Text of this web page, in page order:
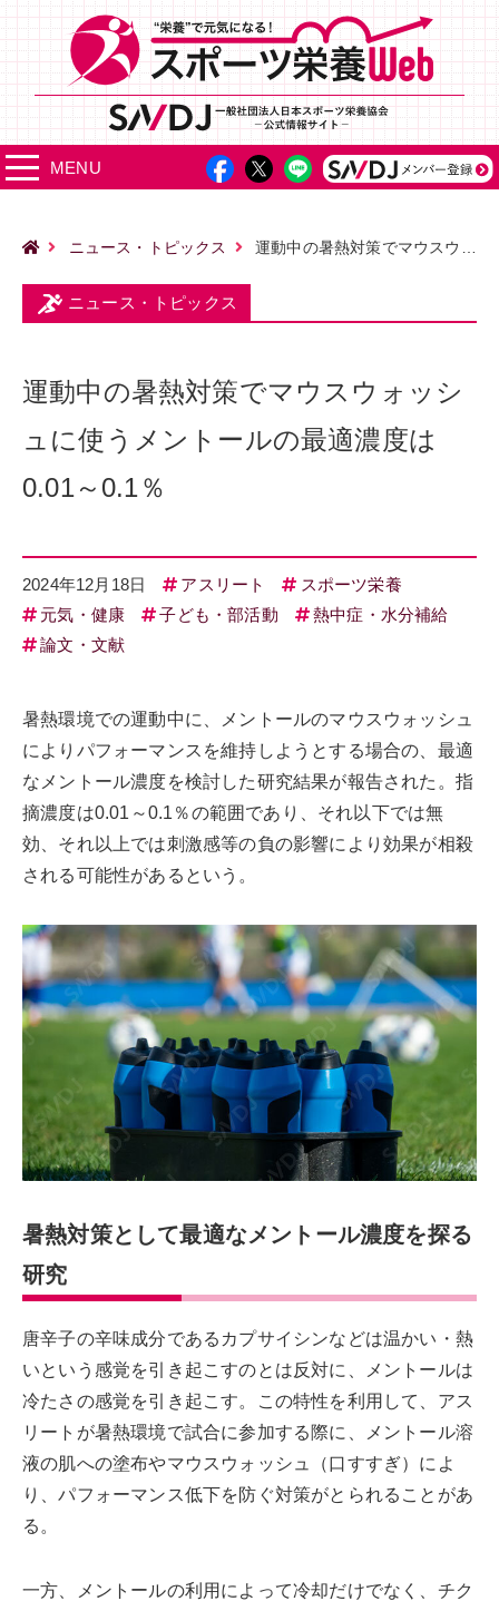
MENU
ニュース・トピックス 運動中の暑熱対策でマウスウォッシュに使うメントールの最適濃度は0.01～0.1％
ニュース・トピックス
運動中の暑熱対策でマウスウォッシ
ュに使うメントールの最適濃度は
0.01～0.1％
2024年12月18日 アスリート
スポーツ栄養
元気・健康
子ども・部活動
熱中症・水分補給
論文・文献
暑熱環境での運動中に、メントールのマウスウォッシュ
によりパフォーマンスを維持しようとする場合の、最適
なメントール濃度を検討した研究結果が報告された。指
摘濃度は0.01～0.1％の範囲であり、それ以下では無
効、それ以上では刺激感等の負の影響により効果が相殺
される可能性があるという。
暑熱対策として最適なメントール濃度を探る
研究
唐辛子の辛味成分であるカプサイシンなどは温かい・熱
いという感覚を引き起こすのとは反対に、メントールは
冷たさの感覚を引き起こす。この特性を利用して、アス
リートが暑熱環境で試合に参加する際に、メントール溶
液の肌への塗布やマウスウォッシュ（口すすぎ）によ
り、パフォーマンス低下を防ぐ対策がとられることがあ
る。
一方、メントールの利用によって冷却だけでなく、チク